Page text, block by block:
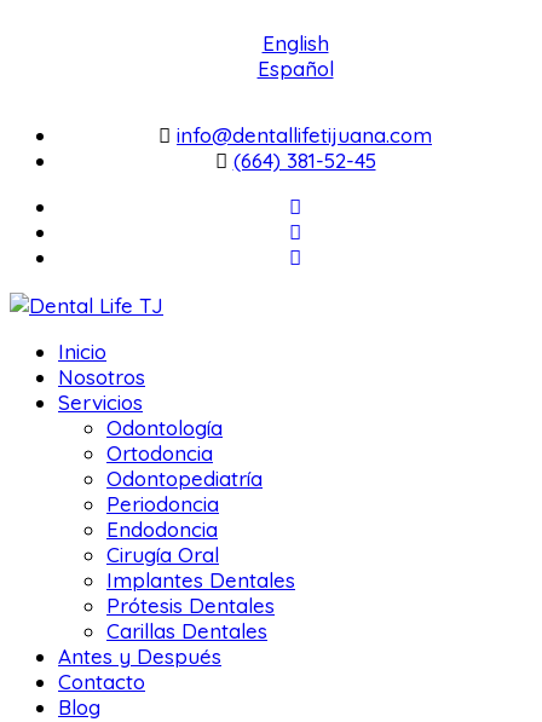
English
Español
info@dentallifetijuana.com
(664) 381-52-45
Inicio
Nosotros
Servicios
Odontología
Ortodoncia
Odontopediatría
Periodoncia
Endodoncia
Cirugía Oral
Implantes Dentales
Prótesis Dentales
Carillas Dentales
Antes y Después
Contacto
Blog